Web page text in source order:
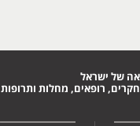
של ישראל
רופאים, מחלות ותרופות